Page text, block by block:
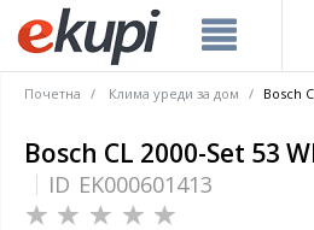
Почетна Клима уреди за дом Bosch
Bosch CL 2000-Set 53
ID EK000601413